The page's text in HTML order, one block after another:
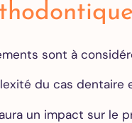
All on 8
Orthodontie
sont à
du cas dentaire
un impact sur